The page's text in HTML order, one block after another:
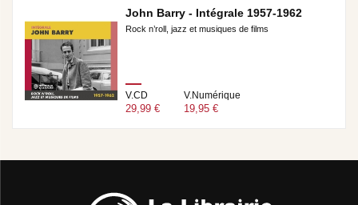
John Barry - Intégrale 1957-1962
Rock n’roll, jazz et musiques de films
V.CD
29,99 €
V.Numérique
19,95 €